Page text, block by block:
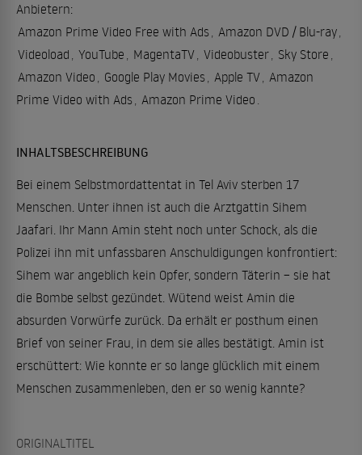
Anbietern:
Amazon Prime Video Free with Ads, Amazon DVD / Blu-ray,
Videoload , YouTube , MagentaTV, Videobuster, Sky Store ,
Amazon Video , Google Play Movies, Apple TV, Amazon
Prime Video with Ads, Amazon Prime Video .
INHALTSBESCHREIBUNG
Bei einem Selbstmordattentat in Tel Aviv sterben 17
Menschen. Unter ihnen ist auch die Arztgattin Sihem
Jaafari. Ihr Mann Amin steht noch unter Schock, als die
Polizei ihn mit unfassbaren Anschuldigungen konfrontiert:
Sihem war angeblich kein Opfer, sondern Täterin – sie hat
die Bombe selbst gezündet. Wütend weist Amin die
absurden Vorwürfe zurück. Da erhält er posthum einen
Brief von seiner Frau, in dem sie alles bestätigt. Amin ist
erschüttert: Wie konnte er so lange glücklich mit einem
Menschen zusammenleben, den er so wenig kannte?
ORIGINALTITEL